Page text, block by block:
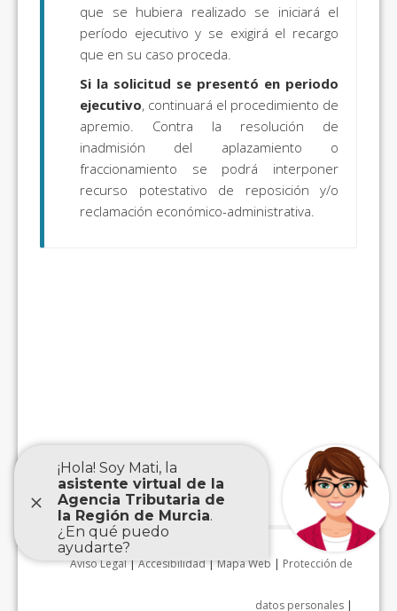
que se hubiera realizado se iniciará el
período ejecutivo y se exigirá el recargo
que en su caso proceda.
Si la solicitud se presentó en periodo
ejecutivo, continuará el procedimiento de
apremio. Contra la resolución de
inadmisión del aplazamiento o
fraccionamiento se podrá interponer
recurso potestativo de reposición y/o
reclamación económico-administrativa.
Aviso Legal|Accesibilidad|Mapa Web | Protección de
datos personales |